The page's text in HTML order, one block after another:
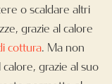
o scaldare altri
grazie al calore
cottura. Ma non
grazie al suo